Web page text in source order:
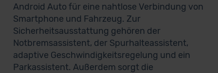
Android Auto für eine nahtlose Verbindung von
Smartphone und Fahrzeug. Zur
Sicherheitsausstattung gehören der
Notbremsassistent, der Spurhalteassistent,
adaptive Geschwindigkeitsregelung und ein
Parkassistent. Außerdem sorgt die